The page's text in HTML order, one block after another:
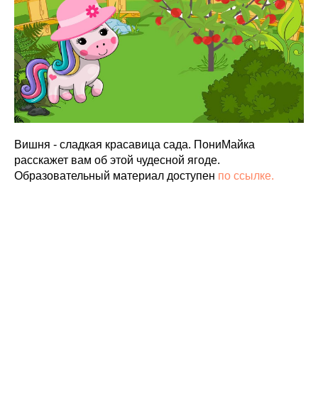
Вишня - сладкая красавица сада. ПониМайка
расскажет вам об этой чудесной ягоде.
Образовательный материал доступен по ссылке.